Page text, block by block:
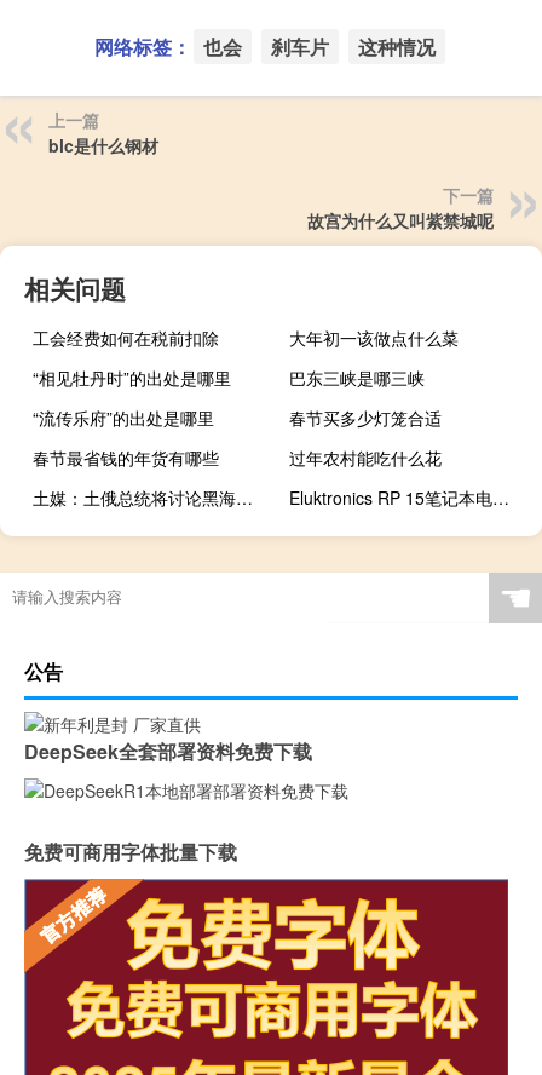
网络标签： 也会 刹车片 这种情况
上一篇
blc是什么钢材
下一篇
故宫为什么又叫紫禁城呢
相关问题
工会经费如何在税前扣除
大年初一该做点什么菜
“相见牡丹时”的出处是哪里
巴东三峡是哪三峡
“流传乐府”的出处是哪里
春节买多少灯笼合适
春节最省钱的年货有哪些
过年农村能吃什么花
土媒：土俄总统将讨论黑海港口农产品外运协议
Eluktronics RP 15笔记本电脑试用评估
☚
公告
DeepSeek全套部署资料免费下载
免费可商用字体批量下载